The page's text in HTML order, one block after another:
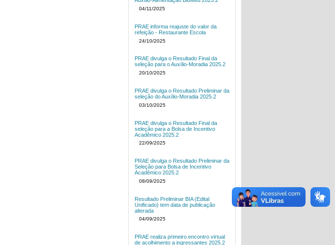
04/11/2025
PRAE informa reajuste do valor da
refeição - Restaurante Escola
24/10/2025
PRAE divulga o Resultado Final da
seleção para o Auxílio-Moradia 2025.2
20/10/2025
PRAE divulga o Resultado Preliminar da
seleção do Auxílio-Moradia 2025.2
03/10/2025
PRAE divulga o Resultado Final da
seleção para a Bolsa de Incentivo
Acadêmico 2025.2
22/09/2025
PRAE divulga o Resultado Preliminar da
Seleção para Bolsa de Incentivo
Acadêmico 2025.2
08/09/2025
Resultado Preliminar BIA (Edital
Unificado) tem data de publicação
alterada
04/09/2025
PRAE realiza primeiro encontro virtual
de acolhimento a ingressantes 2025.2